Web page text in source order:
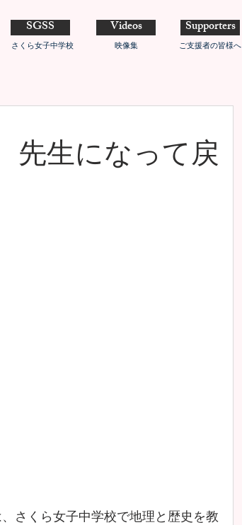
SGSS
さくら女子中学校
Videos
映像集
Supporters
ご支援者の皆様へ
先生になって戻
さくら女子中学校で地理と歴史を教